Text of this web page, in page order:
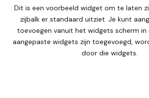
Dit is een voorbeeld widget om te laten
zijbalk er standaard uitziet. Je kunt
toevoegen vanuit het widgets scherm in
aangepaste widgets zijn toegevoegd,
door die widgets.